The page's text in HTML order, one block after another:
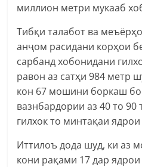
миллион метри мукааб
Тибқи талабот ва
анҷом расидани корҳои
сарбанд хобонидани
равон аз сатҳи 984 метр
кон 67 мошини боркаш
вазнбардории аз 40 то
гилхок то минтақаи
Иттилоъ дода шуд, ки аз
кони рақами 17 дар